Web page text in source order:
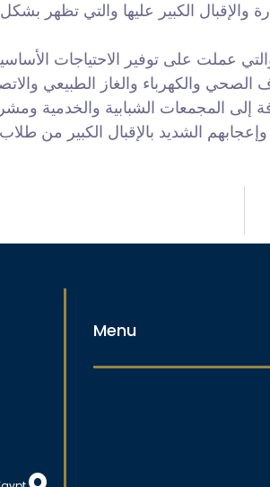
والإقبال الكبير عليها والتي
عملت على توفير الاحتياجات
والكهرباء والغاز الطبيعي
إلى المجمعات الشبابية والخدمية
الشديد بالإقبال الكبير من
Menu